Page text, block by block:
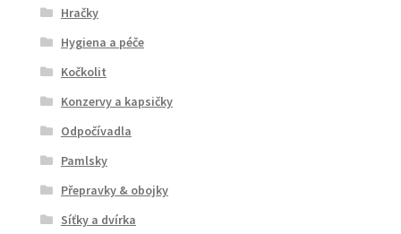
Hračky
Hygiena a péče
Kočkolit
Konzervy a kapsičky
Odpočívadla
Pamlsky
Přepravky & obojky
Síťky a dvírka